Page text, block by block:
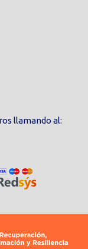
llamando al: